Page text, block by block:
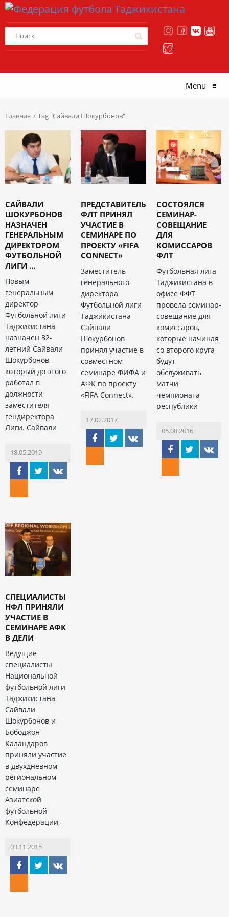
Menu ≡
Главная Tag "Сайвали Шокурбонов"
САЙВАЛИ
ШОКУРБОНОВ
НАЗНАЧЕН
ГЕНЕРАЛЬНЫМ
ДИРЕКТОРОМ
ФУТБОЛЬНОЙ
ЛИГИ ...
Новым
генеральным
директор
Футбольной лиги
Таджикистана
назначен 32-
летний Сайвали
Шокурбонов,
который до этого
работал в
должности
заместителя
гендиректора
Лиги. Сайвали
18.05.2019
ПРЕДСТАВИТЕЛЬ
ФЛТ ПРИНЯЛ
УЧАСТИЕ В
СЕМИНАРЕ ПО
ПРОЕКТУ «FIFA
CONNECT»
Заместитель
генерального
директора
Футбольной лиги
Таджикистана
Сайвали
Шокурбонов
принял участие в
совместном
семинаре ФИФА и
АФК по проекту
«FIFA Connect».
17.02.2017
СОСТОЯЛСЯ
СЕМИНАР-
СОВЕЩАНИЕ
ДЛЯ
КОМИССАРОВ
ФЛТ
Футбольная лига
Таджикистана в
офисе ФФТ
провела семинар-
совещание для
комиссаров,
которые начиная
со второго круга
будут
обслуживать
матчи
чемпионата
республики
05.08.2016
СПЕЦИАЛИСТЫ
НФЛ ПРИНЯЛИ
УЧАСТИЕ В
СЕМИНАРЕ АФК
В ДЕЛИ
Ведущие
специалисты
Национальной
футбольной лиги
Таджикистана
Сайвали
Шокурбонов и
Бободжон
Каландаров
приняли участие
в двухдневном
региональном
семинаре
Азиатской
футбольной
Конфедерации,
03.11.2015